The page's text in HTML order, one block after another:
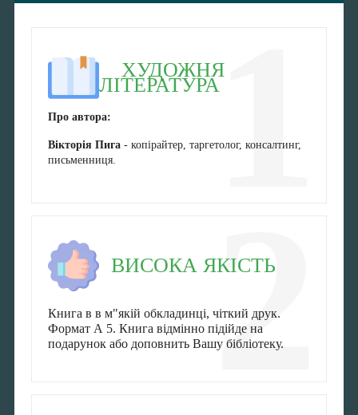
1
ХУДОЖНЯ
ЛІТЕРАТУРА
Про автора:
Вікторія Пига- копірайтер, таргетолог, консалтинг,
письменниця.
2
ВИСОКА ЯКІСТЬ
Книга в в м"якій обкладинці, чіткий друк.
Формат А 5. Книга відмінно підійде на
подарунок або доповнить Вашу бібліотеку.